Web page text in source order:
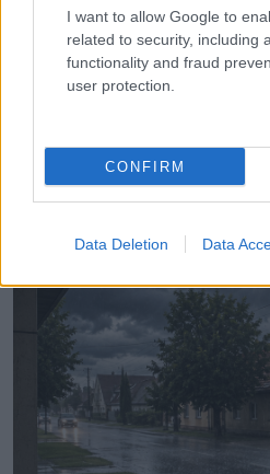
I want to allow Google to
related to security, including
functionality and fraud
user protection.
CONFIRM
Data Deletion Data
ÉLETMÓD
Megérkezett a brutális